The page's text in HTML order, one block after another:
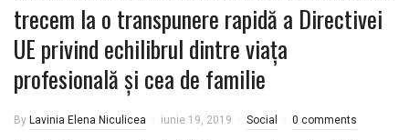
trecem la o transpunere rapidă a Directivei
UE privind echilibrul dintre viața
profesională și cea de familie
By Lavinia Elena Niculicea iunie 19, 2019 Social 0 comments